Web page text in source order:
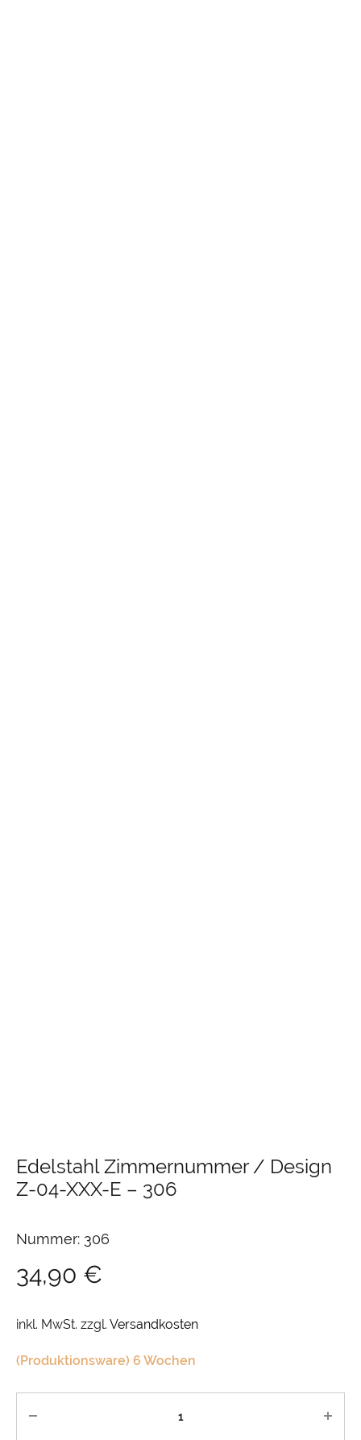
Edelstahl Zimmernummer / Design
Z-04-XXX-E – 306
Nummer: 306
34,90 €
inkl. MwSt. zzgl. Versandkosten
(Produktionsware) 6 Wochen